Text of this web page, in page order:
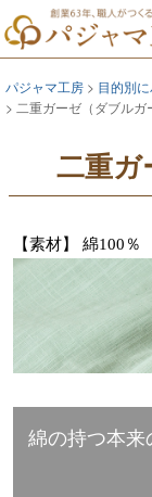
パジャマ工房 目的別
二重ガーゼ（ダブルガ
二重ガ
【素材】 綿100
綿の持つ本来